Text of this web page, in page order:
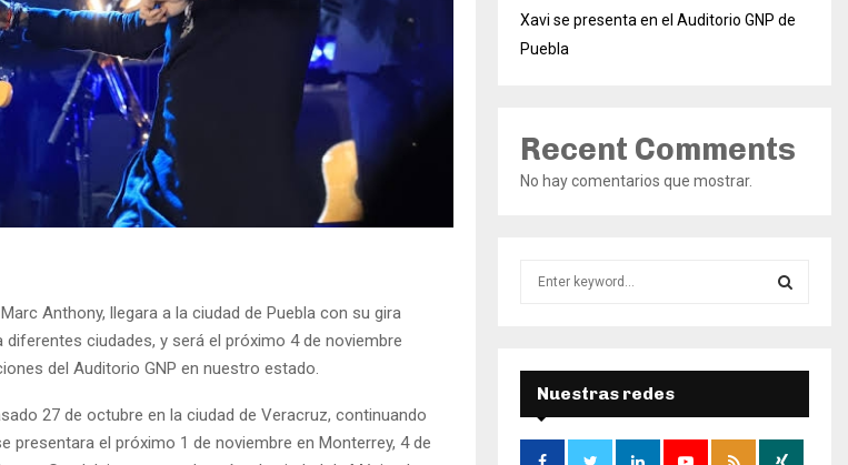
Anthony, llegara a la ciudad de Puebla con su gira
diferentes ciudades, y será el próximo 4 de noviembre
del Auditorio GNP en nuestro estado.
27 de octubre en la ciudad de Veracruz, continuando
presentara el próximo 1 de noviembre en Monterrey, 4 de
Xavi se presenta en el Auditorio GNP de
Puebla
Recent Comments
No hay comentarios que mostrar.
E
A
R
Nuestras redes